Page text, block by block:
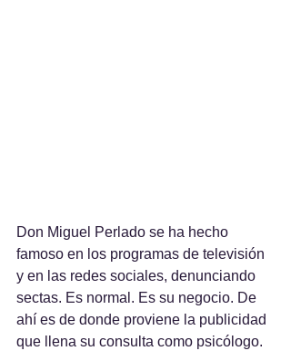
Don Miguel Perlado se ha hecho
famoso en los programas de televisión
y en las redes sociales, denunciando
sectas. Es normal. Es su negocio. De
ahí es de donde proviene la publicidad
que llena su consulta como psicólogo.